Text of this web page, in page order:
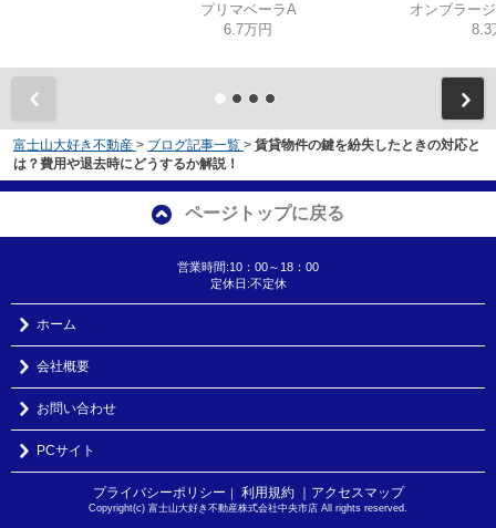
プリマベーラA
6.7万円
オンブラー
8.3
富士山大好き不動産 > ブログ記事一覧 > 賃貸物件の鍵を紛失したときの対応と
は？費用や退去時にどうするか解説！
ページトップに戻る
営業時間:10：00～18：00
定休日:不定休
ホーム
会社概要
お問い合わせ
PCサイト
プライバシーポリシー 利用規約 ｜アクセスマップ
Copyright(c) 富士山大好き不動産株式会社中央市店 All rights reserved.